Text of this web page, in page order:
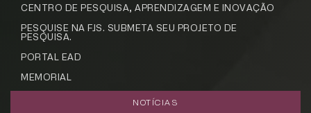
CENTRO DE PESQUISA, APRENDIZAGEM E INOVAÇÃO
PESQUISE NA FJS. SUBMETA SEU PROJETO DE
PESQUISA.
PORTAL EAD
MEMORIAL
NOTÍCIAS